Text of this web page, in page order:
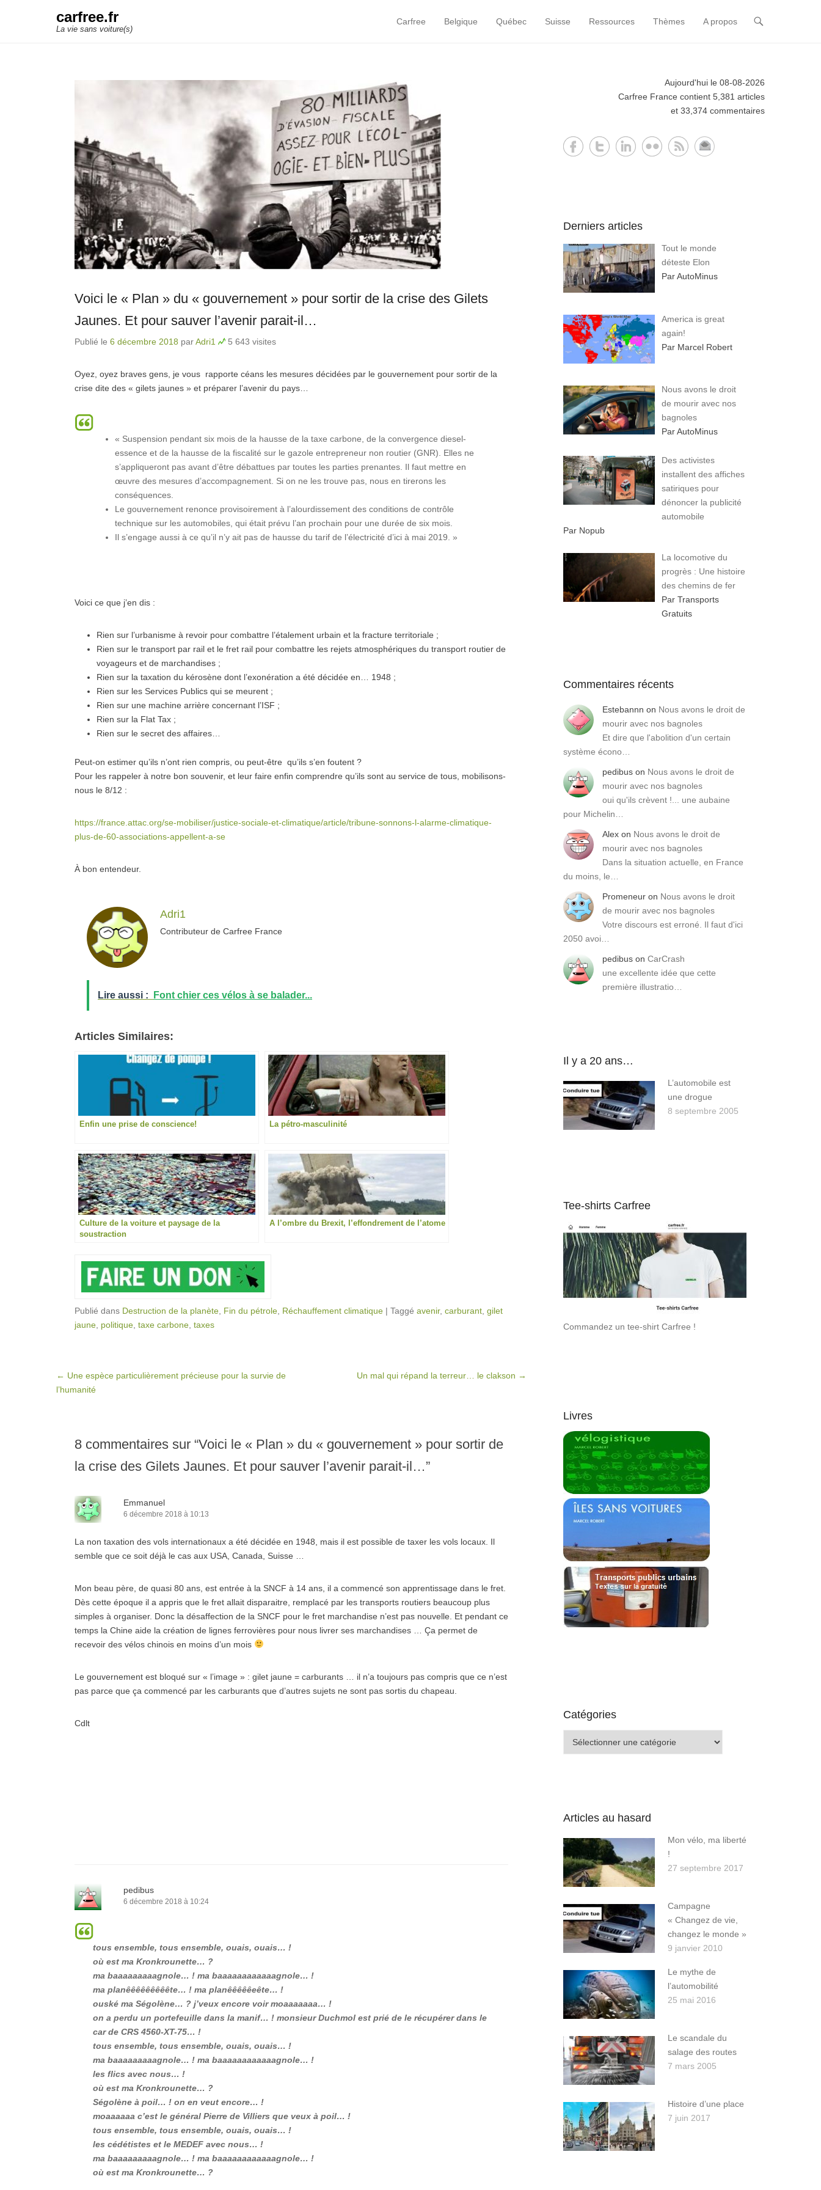
carfree.fr
La vie sans voiture(s)
Primary Menu
Skip to content
Carfree Belgique Québec Suisse Ressources Thèmes A propos
Voici le « Plan » du « gouvernement » pour sortir de la crise des Gilets
Jaunes. Et pour sauver l’avenir parait-il…
Publié le 6 décembre 2018 parAdri1 5 643 visites
Oyez, oyez braves gens, je vous rapporte céans les mesures décidées par le gouvernement pour sortir de la
crise dite des « gilets jaunes » et préparer l’avenir du pays…
« Suspension pendant six mois de la hausse de la taxe carbone, de la convergence diesel-
essence et de la hausse de la fiscalité sur le gazole entrepreneur non routier (GNR). Elles ne
s’appliqueront pas avant d’être débattues par toutes les parties prenantes. Il faut mettre en
œuvre des mesures d’accompagnement. Si on ne les trouve pas, nous en tirerons les
conséquences.
Le gouvernement renonce provisoirement à l’alourdissement des conditions de contrôle
technique sur les automobiles, qui était prévu l’an prochain pour une durée de six mois.
Il s’engage aussi à ce qu’il n’y ait pas de hausse du tarif de l’électricité d’ici à mai 2019. »
Voici ce que j’en dis :
Rien sur l’urbanisme à revoir pour combattre l’étalement urbain et la fracture territoriale ;
Rien sur le transport par rail et le fret rail pour combattre les rejets atmosphériques du transport routier de
voyageurs et de marchandises ;
Rien sur la taxation du kérosène dont l’exonération a été décidée en… 1948 ;
Rien sur les Services Publics qui se meurent ;
Rien sur une machine arrière concernant l’ISF ;
Rien sur la Flat Tax ;
Rien sur le secret des affaires…
Peut-on estimer qu’ils n’ont rien compris, ou peut-être qu’ils s’en foutent ?
Pour les rappeler à notre bon souvenir, et leur faire enfin comprendre qu’ils sont au service de tous, mobilisons-
nous le 8/12 :
https://france.attac.org/se-mobiliser/justice-sociale-et-climatique/article/tribune-sonnons-l-alarme-climatique-
plus-de-60-associations-appellent-a-se
À bon entendeur.
Adri1
Contributeur de Carfree France
Lire aussi : Font chier ces vélos à se balader...
Articles Similaires:
Enfin une prise de conscience! La pétro-masculinité
Culture de la voiture et paysage de la
soustraction
A l’ombre du Brexit, l’effondrement de l’atome
Publié dans Destruction de la planète Fin du pétrole Réchauffement climatique | Taggé avenir, carburant gilet
jaune politique taxe carbone taxes
Post navigation
← Une espèce particulièrement précieuse pour la survie de
l’humanité
Un mal qui répand la terreur… le clakson →
8 commentaires sur “Voici le « Plan » du « gouvernement » pour sortir de
la crise des Gilets Jaunes. Et pour sauver l’avenir parait-il…”
Emmanuel
6 décembre 2018 à 10:13
La non taxation des vols internationaux a été décidée en 1948, mais il est possible de taxer les vols locaux. Il
semble que ce soit déjà le cas aux USA, Canada, Suisse …
Mon beau père, de quasi 80 ans, est entrée à la SNCF à 14 ans, il a commencé son apprentissage dans le fret.
Dès cette époque il a appris que le fret allait disparaitre, remplacé par les transports routiers beaucoup plus
simples à organiser. Donc la désaffection de la SNCF pour le fret marchandise n’est pas nouvelle. Et pendant ce
temps la Chine aide la création de lignes ferrovières pour nous livrer ses marchandises … Ça permet de
recevoir des vélos chinois en moins d’un mois
Le gouvernement est bloqué sur « l’image » : gilet jaune = carburants … il n’a toujours pas compris que ce n’est
pas parce que ça commencé par les carburants que d’autres sujets ne sont pas sortis du chapeau.
Cdlt
pedibus
6 décembre 2018 à 10:24
tous ensemble, tous ensemble, ouais, ouais… !
où est ma Kronkrounette… ?
ma baaaaaaaaagnole… ! ma baaaaaaaaaaaagnole… !
ma planêêêêêêêêête… ! ma planêêêêêeête… !
ouské ma Ségolène… ? j’veux encore voir moaaaaaaa… !
on a perdu un portefeuille dans la manif… ! monsieur Duchmol est prié de le récupérer dans le
car de CRS 4560-XT-75… !
tous ensemble, tous ensemble, ouais, ouais… !
ma baaaaaaaaagnole… ! ma baaaaaaaaaaaagnole… !
les flics avec nous… !
où est ma Kronkrounette… ?
Ségolène à poil… ! on en veut encore… !
moaaaaaa c’est le général Pierre de Villiers que veux à poil… !
tous ensemble, tous ensemble, ouais, ouais… !
les cédétistes et le MEDEF avec nous… !
ma baaaaaaaaagnole… ! ma baaaaaaaaaaaagnole… !
où est ma Kronkrounette… ?
Aujourd'hui le 08-08-2026
Carfree France contient 5,381 articles
et 33,374 commentaires
Derniers articles
Tout le monde
déteste Elon
Par AutoMinus
America is great
again!
Par Marcel Robert
Nous avons le droit
de mourir avec nos
bagnoles
Par AutoMinus
Des activistes
installent des affiches
satiriques pour
dénoncer la publicité
automobile
Par Nopub
La locomotive du
progrès : Une histoire
des chemins de fer
Par Transports
Gratuits
Commentaires récents
Estebannn on Nous avons le droit de
mourir avec nos bagnoles
Et dire que l'abolition d'un certain
système écono…
pedibus on Nous avons le droit de
mourir avec nos bagnoles
oui qu'ils crèvent !... une aubaine
pour Michelin…
Alex on Nous avons le droit de
mourir avec nos bagnoles
Dans la situation actuelle, en France
du moins, le…
Promeneur on Nous avons le droit
de mourir avec nos bagnoles
Votre discours est erroné. Il faut d'ici
2050 avoi…
pedibus on CarCrash
une excellente idée que cette
première illustratio…
Il y a 20 ans…
L’automobile est
une drogue
8 septembre 2005
Tee-shirts Carfree
Commandez un tee-shirt Carfree !
Livres
Catégories
Articles au hasard
Mon vélo, ma liberté
!
27 septembre 2017
Campagne
« Changez de vie,
changez le monde »
9 janvier 2010
Le mythe de
l’automobilité
25 mai 2016
Le scandale du
salage des routes
7 mars 2005
Histoire d’une place
7 juin 2017